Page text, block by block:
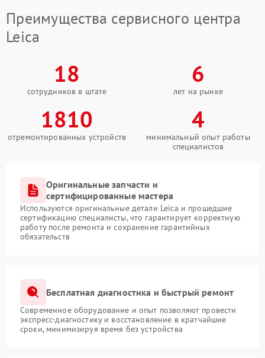
Преимущества сервисного центра
Leica
18
сотрудников в штате
6
лет на рынке
1810
отремонтированных устройств
4
минимальный опыт работы
специалистов
Оригинальные запчасти и
сертифицированные мастера
Используются оригинальные детали Leica и прошедшие
сертификацию специалисты, что гарантирует корректную
работу после ремонта и сохранение гарантийных
обязательств
Бесплатная диагностика и быстрый ремонт
Современное оборудование и опыт позволяют провести
экспресс-диагностику и восстановление в кратчайшие
сроки, минимизируя время без устройства